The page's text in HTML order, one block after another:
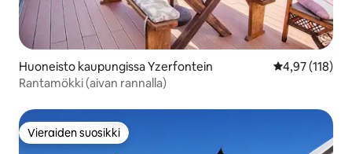
Huoneisto kaupungissa Yzerfontein
4,97 (118)
Rantamökki (aivan rannalla)
Vieraiden suosikki
Vieraiden suosikki